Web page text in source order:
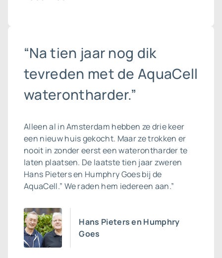
“Na tien jaar nog dik
tevreden met de AquaCell
waterontharder.”
Alleen al in Amsterdam hebben ze drie keer
een nieuw huis gekocht. Maar ze trokken er
nooit in zonder eerst een waterontharder te
laten plaatsen. De laatste tien jaar zweren
Hans Pieters en Humphry Goes bij de
AquaCell.” We raden hem iedereen aan.”
Hans Pieters en Humphry
Goes